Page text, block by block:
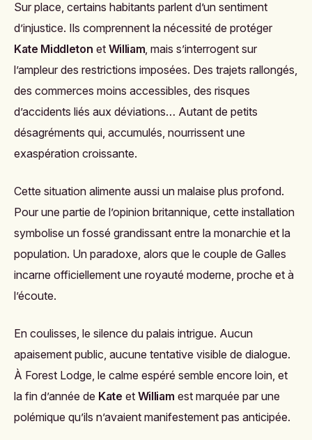
Sur place, certains habitants parlent d’un sentiment
d’injustice. Ils comprennent la nécessité de protéger
Kate Middleton et William , mais s’interrogent sur
l’ampleur des restrictions imposées. Des trajets rallongés,
des commerces moins accessibles, des risques
d’accidents liés aux déviations… Autant de petits
désagréments qui, accumulés, nourrissent une
exaspération croissante.
Cette situation alimente aussi un malaise plus profond.
Pour une partie de l’opinion britannique, cette installation
symbolise un fossé grandissant entre la monarchie et la
population. Un paradoxe, alors que le couple de Galles
incarne officiellement une royauté moderne, proche et à
l’écoute.
En coulisses, le silence du palais intrigue. Aucun
apaisement public, aucune tentative visible de dialogue.
À Forest Lodge, le calme espéré semble encore loin, et
la fin d’année de Kate et William est marquée par une
polémique qu’ils n’avaient manifestement pas anticipée.